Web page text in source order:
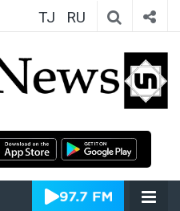
TJ RU
ИмрӯзNews